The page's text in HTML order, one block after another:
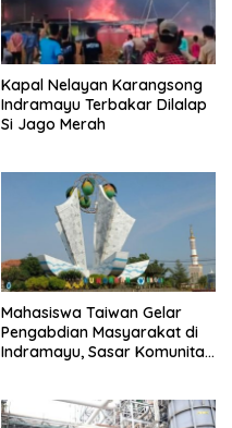
Kapal Nelayan Karangsong
Indramayu Terbakar Dilalap
Si Jago Merah
Mahasiswa Taiwan Gelar
Pengabdian Masyarakat di
Indramayu, Sasar Komunitas